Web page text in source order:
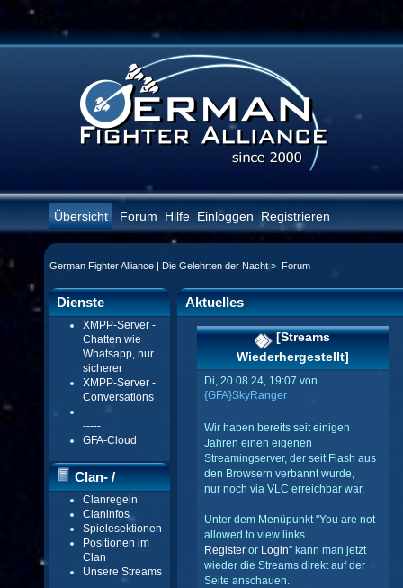
Übersicht Forum Hilfe Einloggen Registrieren
German Fighter Alliance | Die Gelehrten der Nacht » Forum
Dienste
XMPP-Server -
Chatten wie
Whatsapp, nur
sicherer
XMPP-Server -
Conversations
----------------------
-----
GFA-Cloud
Clan- /
Gildenmenü
Clanregeln
Claninfos
Spielesektionen
Positionen im
Clan
Unsere Streams
Aktuelles
[Streams
Wiederhergestellt]
Di, 20.08.24, 19:07 von
{GFA}SkyRanger
Wir haben bereits seit einigen
Jahren einen eigenen
Streamingserver, der seit Flash aus
den Browsern verbannt wurde,
nur noch via VLC erreichbar war.
Unter dem Menüpunkt "You are not
allowed to view links.
Register or Login" kann man jetzt
wieder die Streams direkt auf der
Seite anschauen.